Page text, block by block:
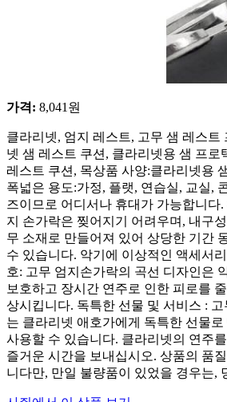
가격: 8,041 원
클라리넷, 엄지 레스트, 고무 샘 레스트
넷 샘 레스트 쿠션, 클라리넷용 샘 프로
레스트 쿠션, 목상품 사양:클라리넷용
폭넓은 용도:가정, 플랫, 연습실, 교실,
즈이므로 어디서나 휴대가 가능합니다
지 손가락은 찢어지기 어려우며, 내구
무 소재로 만들어져 있어 상당한 기간
수 있습니다. 악기에 이상적인 액세서
호: 고무 엄지손가락의 곡선 디자인은
보호하고 장시간 연주로 인한 피로를
상시킵니다. 독특한 선물 및 서비스 :
는 클라리넷 애호가에게 독특한 선물
사용할 수 있습니다. 클라리넷의 연주
즐거운 시간을 보내십시오. 상품의 품
니다만, 만일 불량품이 있었을 경우는,